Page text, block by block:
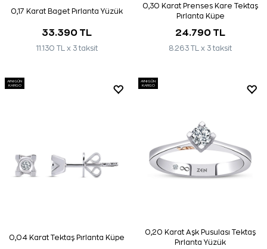
0,17 Karat Baget Pırlanta Yüzük
33.390 TL
11.130 TL x 3 taksit
0,30 Karat Prenses Kare Tektaş
Pırlanta Küpe
24.790 TL
8.263 TL x 3 taksit
AYNI GÜN
KARGO
0,04 Karat Tektaş Pırlanta Küpe
AYNI GÜN
KARGO
0,20 Karat Aşk Pusulası Tektaş
Pırlanta Yüzük